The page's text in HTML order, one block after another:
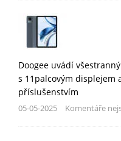
Doogee uvádí
s 11palcovým displejem
příslušenstvím
05-05-2025 Komentáře